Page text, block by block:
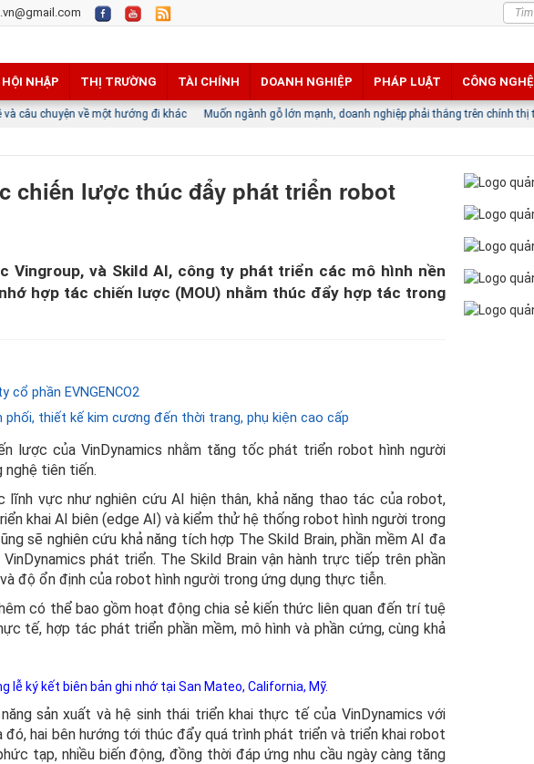
HỘI NHẬP THỊ TRƯỜNG TÀI CHÍNH DOANH NGHIỆP PHÁP LUẬT CÔNG NGHỆ
một hướng đi khác Muốn ngành gỗ lớn mạnh, doanh nghiệp phải thắng trên chính thị trường nội địa
chiến lược thúc đẩy phát triển robot
Vingroup, và Skild AI, công ty phát triển các mô hình nền
hợp tác chiến lược (MOU) nhằm thúc đẩy hợp tác trong
cổ phần EVNGENCO2
phối, thiết kế kim cương đến thời trang, phụ kiện cao cấp
lược của VinDynamics nhằm tăng tốc phát triển robot hình người
nghệ tiên tiến.
vực như nghiên cứu AI hiện thân, khả năng thao tác của robot,
khai AI biên (edge AI) và kiểm thử hệ thống robot hình người trong
sẽ nghiên cứu khả năng tích hợp The Skild Brain, phần mềm AI đa
phát triển. The Skild Brain vận hành trực tiếp trên phần
độ ổn định của robot hình người trong ứng dụng thực tiễn.
có thể bao gồm hoạt động chia sẻ kiến thức liên quan đến trí tuệ
tế, hợp tác phát triển phần mềm, mô hình và phần cứng, cùng khả
lễ ký kết biên bản ghi nhớ tại San Mateo, California, Mỹ.
sản xuất và hệ sinh thái triển khai thực tế của VinDynamics với
đó, hai bên hướng tới thúc đẩy quá trình phát triển và triển khai robot
tạp, nhiều biến động, đồng thời đáp ứng nhu cầu ngày càng tăng